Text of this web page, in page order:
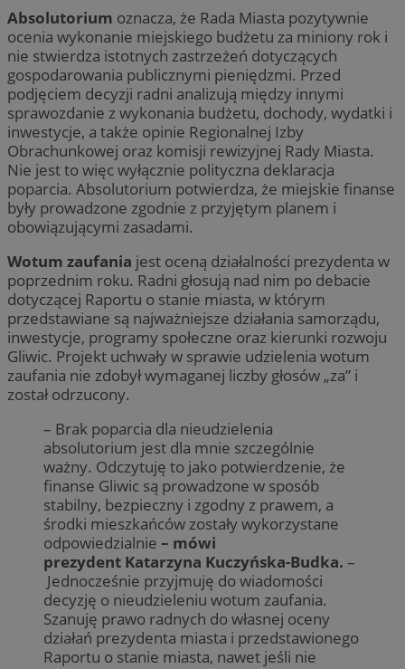
Absolutorium oznacza, że Rada Miasta pozytywnie
ocenia wykonanie miejskiego budżetu za miniony rok i
nie stwierdza istotnych zastrzeżeń dotyczących
gospodarowania publicznymi pieniędzmi. Przed
podjęciem decyzji radni analizują między innymi
sprawozdanie z wykonania budżetu, dochody, wydatki i
inwestycje, a także opinie Regionalnej Izby
Obrachunkowej oraz komisji rewizyjnej Rady Miasta.
Nie jest to więc wyłącznie polityczna deklaracja
poparcia. Absolutorium potwierdza, że miejskie finanse
były prowadzone zgodnie z przyjętym planem i
obowiązującymi zasadami.
Wotum zaufania jest oceną działalności prezydenta w
poprzednim roku. Radni głosują nad nim po debacie
dotyczącej Raportu o stanie miasta, w którym
przedstawiane są najważniejsze działania samorządu,
inwestycje, programy społeczne oraz kierunki rozwoju
Gliwic. Projekt uchwały w sprawie udzielenia wotum
zaufania nie zdobył wymaganej liczby głosów „za” i
został odrzucony.
– Brak poparcia dla nieudzielenia
absolutorium jest dla mnie szczególnie
ważny. Odczytuję to jako potwierdzenie, że
finanse Gliwic są prowadzone w sposób
stabilny, bezpieczny i zgodny z prawem, a
środki mieszkańców zostały wykorzystane
odpowiedzialnie – mówi
prezydent Katarzyna Kuczyńska-Budka. –
Jednocześnie przyjmuję do wiadomości
decyzję o nieudzieleniu wotum zaufania.
Szanuję prawo radnych do własnej oceny
działań prezydenta miasta i przedstawionego
Raportu o stanie miasta, nawet jeśli nie